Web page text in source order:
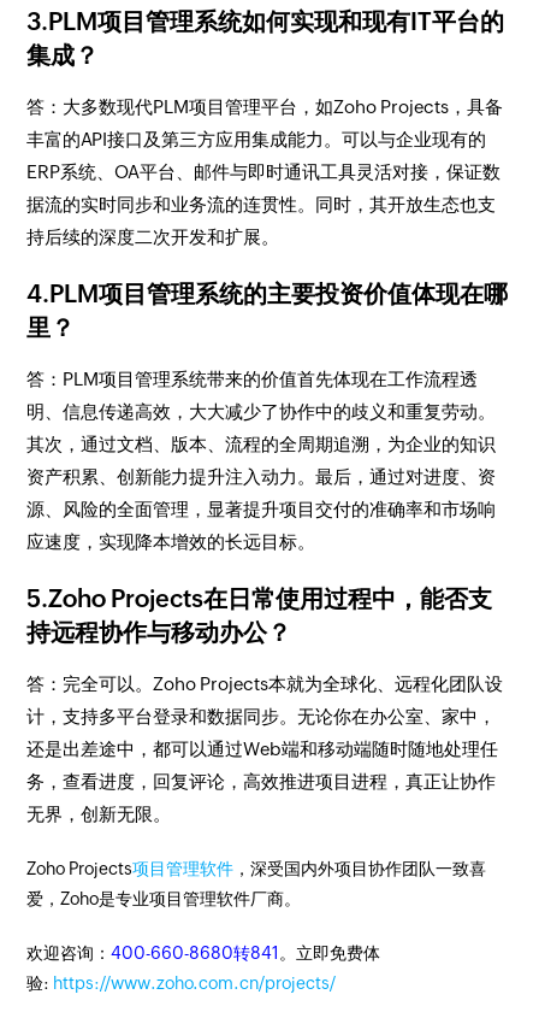
3.PLM项目管理系统如何实现和现有IT平台的
集成？
答：大多数现代PLM项目管理平台，如Zoho Projects，具备
丰富的API接口及第三方应用集成能力。可以与企业现有的
ERP系统、OA平台、邮件与即时通讯工具灵活对接，保证数
据流的实时同步和业务流的连贯性。同时，其开放生态也支
持后续的深度二次开发和扩展。
4.PLM项目管理系统的主要投资价值体现在哪
里？
答：PLM项目管理系统带来的价值首先体现在工作流程透
明、信息传递高效，大大减少了协作中的歧义和重复劳动。
其次，通过文档、版本、流程的全周期追溯，为企业的知识
资产积累、创新能力提升注入动力。最后，通过对进度、资
源、风险的全面管理，显著提升项目交付的准确率和市场响
应速度，实现降本增效的长远目标。
5.Zoho Projects在日常使用过程中，能否支
持远程协作与移动办公？
答：完全可以。Zoho Projects本就为全球化、远程化团队设
计，支持多平台登录和数据同步。无论你在办公室、家中，
还是出差途中，都可以通过Web端和移动端随时随地处理任
务，查看进度，回复评论，高效推进项目进程，真正让协作
无界，创新无限。
Zoho Projects项目管理软件 ，深受国内外项目协作团队一致喜
爱，Zoho是专业项目管理软件厂商。
欢迎咨询：400-660-8680转841 。立即免费体
验: https://www.zoho.com.cn/projects/